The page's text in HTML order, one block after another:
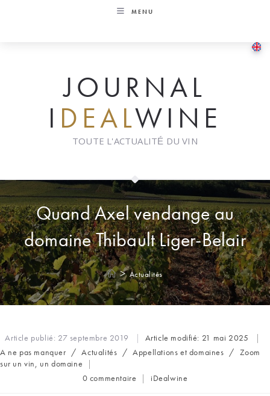
MENU
JOURNAL
I DEALWINE
TOUTE L'ACTUALITÉ DU VIN
Quand Axel vendange au
domaine Thibault Liger-Belair
> Actualités
Article publié: 27 septembre 2019 Article modifié: 21 mai 2025
Post
category:
A ne pas manquer / Actualités / Appellations et domaines / Zoom
sur un vin, un domaine
Commentaires
0 commentaire
Auteur/autrice
iDealwine